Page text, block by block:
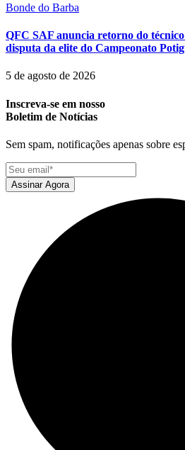
Bonde do Barba
QFC SAF anuncia retorno do
disputa da elite do Campeonato
5 de agosto de 2026
Inscreva-se em nosso
Boletim de Notícias
Sem spam, notificações apenas sobre
Assinar Agora